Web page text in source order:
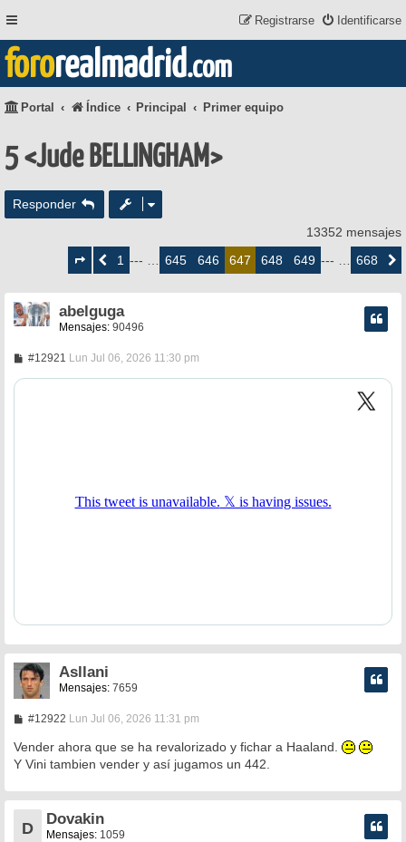
Identificarse
Registrarse
fororealmadrid.com
Portal Índice Principal Primer equipo
5 <Jude BELLINGHAM>
Responder
13352 mensajes
deAnterior1 --- … 645 646 647 648 649 --- … 668
abelguga
Mensajes: 90496
#12921 M
n
Lun Jul 06, 2026 11:30 pm
Asllani
Mensajes: 7659
#12922M
n
a
e
Lun Jul 06, 2026 11:31 pm
Vender ahora que se ha revalorizado y fichar a Haaland.
Y Vini tambien vender y así jugamos un 442.
D
Dovakin
Mensajes: 1059